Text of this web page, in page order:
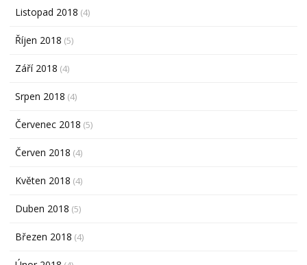
Listopad 2018 (4)
Říjen 2018 (5)
Září 2018 (4)
Srpen 2018 (4)
Červenec 2018 (5)
Červen 2018 (4)
Květen 2018 (4)
Duben 2018 (5)
Březen 2018 (4)